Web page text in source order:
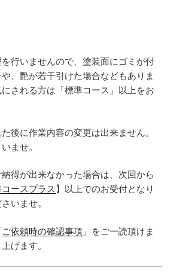
行いませんので、塗装面にゴミが付
、艶が若干引けた場合などもありま
される方は「標準コース」以上をお
後に作業内容の変更は出来ません。
ませ。
得が出来なかった場合は、次回から
ースプラス 】以上でのお受付となり
いませ。
ご依頼時の確認事項 」をご一読頂けま
げます。